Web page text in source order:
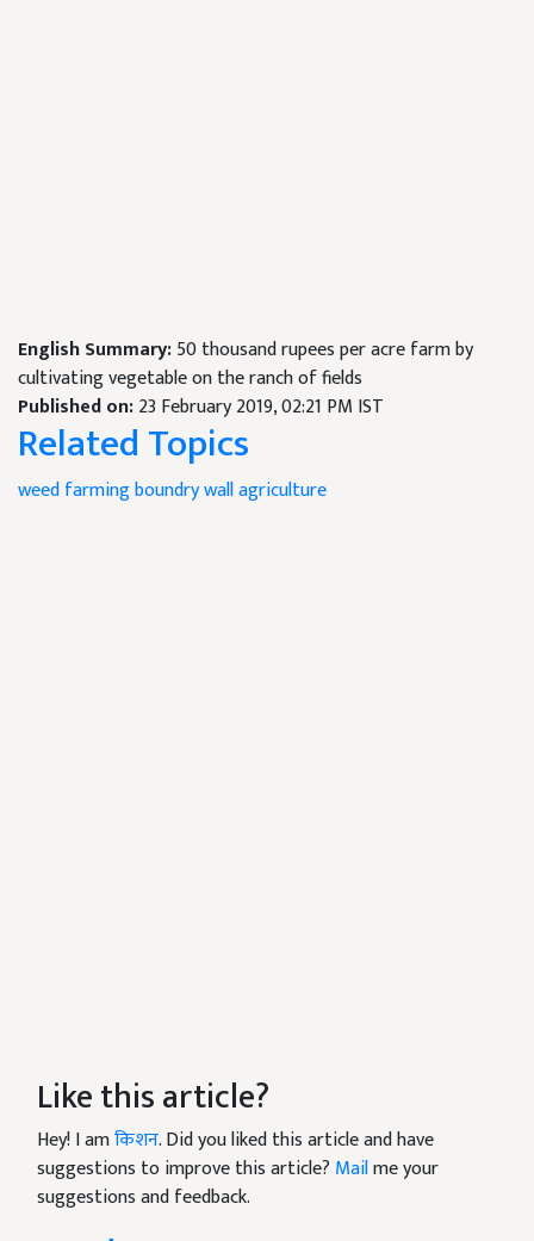
English Summary:50 thousand rupees per acre farm by
cultivating vegetable on the ranch of fields
Published on:23 February 2019, 02:21 PM IST
Related Topics
weedfarmingboundry wallagriculture
Like this article?
Hey! I amकिशन. Did you liked this article and have
suggestions to improve this article? Mailme your
suggestions and feedback.